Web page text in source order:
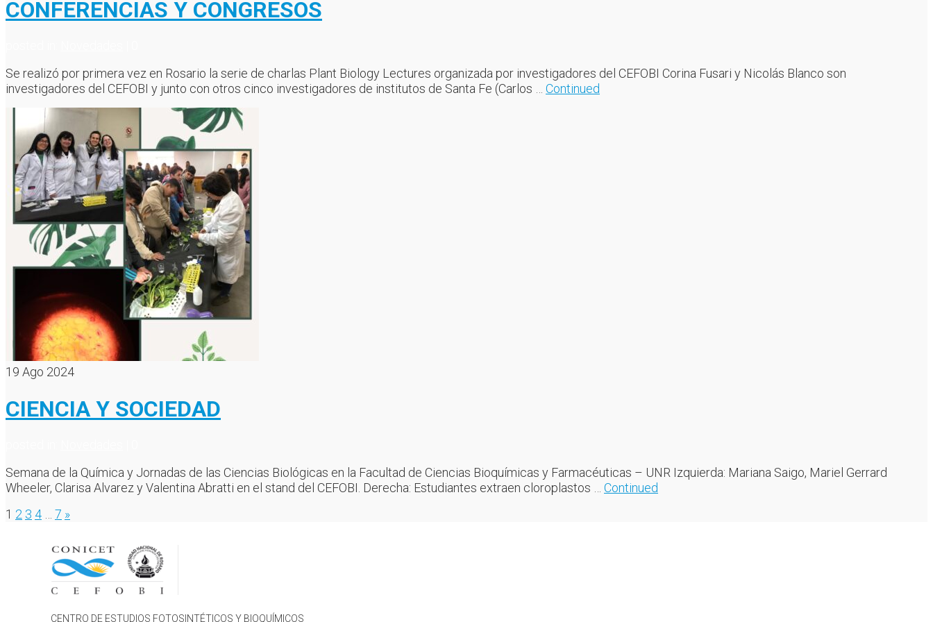
CONFERENCIAS Y CONGRESOS
Se realizó por primera vez en Rosario la serie de charlas Plant Biology Lectures organizada por investigadores del CEFOBI Corina Fusari y Nicolás Blanco son
investigadores del CEFOBI y junto con otros cinco investigadores de institutos de Santa Fe (Carlos … Continued
19 Ago 2024
CIENCIA Y SOCIEDAD
Semana de la Química y Jornadas de las Ciencias Biológicas en la Facultad de Ciencias Bioquímicas y Farmacéuticas – UNR Izquierda: Mariana Saigo, Mariel Gerrard
Wheeler, Clarisa Alvarez y Valentina Abratti en el stand del CEFOBI. Derecha: Estudiantes extraen cloroplastos … Continued
Paginación
entradas
1 2 3 4 … 7 »
CENTRO DE ESTUDIOS FOTOSINTÉTICOS Y BIOQUÍMICOS